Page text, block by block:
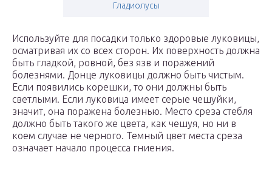
Гладиолусы
Используйте для посадки только здоровые луковицы,
осматривая их со всех сторон. Их поверхность должна
быть гладкой, ровной, без язв и поражений
болезнями. Донце луковицы должно быть чистым.
Если появились корешки, то они должны быть
светлыми. Если луковица имеет серые чешуйки,
значит, она поражена болезнью. Место среза стебля
должно быть такого же цвета, как чешуя, но ни в
коем случае не черного. Темный цвет места среза
означает начало процесса гниения.